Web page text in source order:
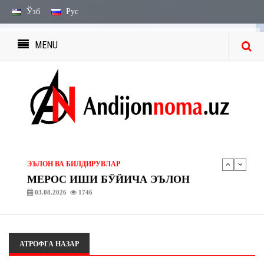
Ўзб Рус
MENU
ЭЪЛОН ВА БИЛДИРУВЛАР
МЕРОС БИЛДИРУВЛАРИ
27.07.2026 2238
ЭЪЛОН ВА БИЛДИРУВЛАР
АНДИЖОНДА
31.07.2026 65
30.07.2026 68
ЭЪЛОН ВА БИЛДИРУВЛАР
АТРОФГА НАЗАР